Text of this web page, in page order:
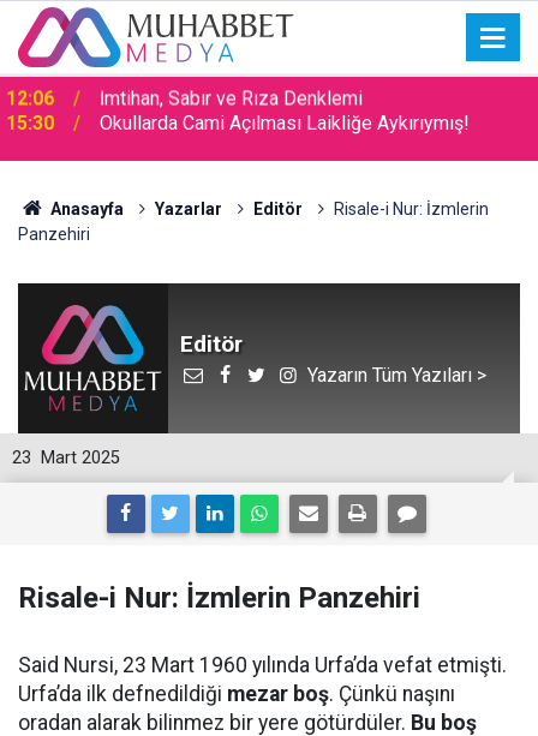
15:30 Okullarda Cami Açılması Laikliğe Aykırıymış!
Anasayfa Yazarlar Editör
Risale-i Nur: İzmlerin
Panzehiri
Editör
Yazarın Tüm Yazıları >
23 Mart 2025
Risale-i Nur: İzmlerin Panzehiri
Said Nursi, 23 Mart 1960 yılında Urfa’da vefat etmişti.
Urfa’da ilk defnedildiği mezar boş. Çünkü naşını
oradan alarak bilinmez bir yere götürdüler. Bu boş